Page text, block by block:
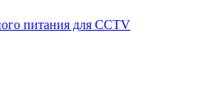
питания для CCTV